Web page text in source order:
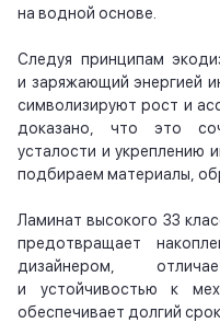
на водной основе.
Следуя принципам
и заряжающий энергией
символизируют рост и
доказано, что это
усталости и укреплению
подбираем материалы,
Ламинат высокого 33
предотвращает
дизайнером,
и устойчивостью к
обеспечивает долгий